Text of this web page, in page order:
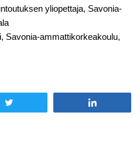
yliopettaja, Savonia-
Savonia-ammattikorkeakoulu,